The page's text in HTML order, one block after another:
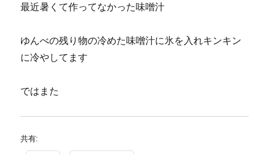
最近暑くて作ってなかった味噌汁
ゆんべの残り物の冷めた味噌汁に氷を入れキンキン
に冷やしてます
ではまた
共有: